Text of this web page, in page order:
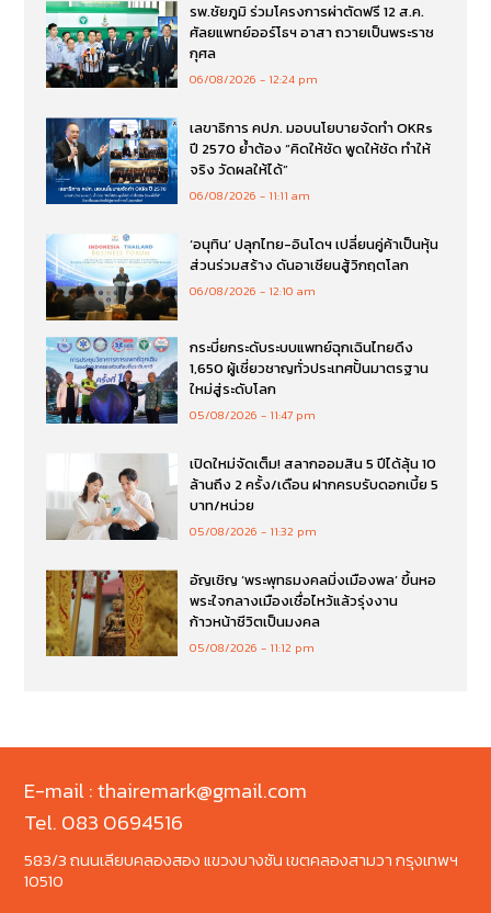
รพ.ชัยภูมิ ร่วมโครงการผ่าตัดฟรี 12 ส.ค.
ศัลยแพทย์ออร์โธฯ อาสา ถวายเป็นพระราช
กุศล
06/08/2026 12:24 pm
เลขาธิการ คปภ. มอบนโยบายจัดทำ OKRs
ปี 2570 ย้ำต้อง “คิดให้ชัด พูดให้ชัด ทำให้
จริง วัดผลให้ได้”
06/08/2026 11:11 am
‘อนุทิน’ ปลุกไทย-อินโดฯ เปลี่ยนคู่ค้าเป็นหุ้น
ส่วนร่วมสร้าง ดันอาเซียนสู้วิกฤตโลก
06/08/2026 12:10 am
กระบี่ยกระดับระบบแพทย์ฉุกเฉินไทยดึง
1,650 ผู้เชี่ยวชาญทั่วประเทศปั้นมาตรฐาน
ใหม่สู่ระดับโลก
05/08/2026 11:47 pm
เปิดใหม่จัดเต็ม! สลากออมสิน 5 ปีได้ลุ้น 10
ล้านถึง 2 ครั้ง/เดือน ฝากครบรับดอกเบี้ย 5
บาท/หน่วย
05/08/2026 11:32 pm
อัญเชิญ ‘พระพุทธมงคลมิ่งเมืองพล’ ขึ้นหอ
พระใจกลางเมืองเชื่อไหว้แล้วรุ่งงาน
ก้าวหน้าชีวิตเป็นมงคล
05/08/2026 11:12 pm
E-mail : thairemark@gmail.com
Tel. 083 0694516
583/3 ถนนเลียบคลองสอง แขวงบางชัน เขตคลองสามวา กรุงเทพฯ
10510